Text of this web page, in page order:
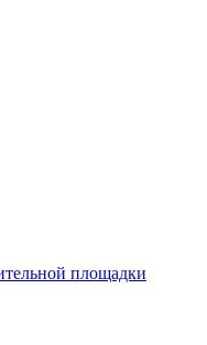
площадки